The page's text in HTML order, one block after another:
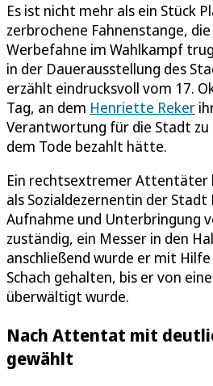
Es ist nicht mehr als ein Stück
zerbrochene Fahnenstange,
Werbefahne im Wahlkampf
in der Dauerausstellung des
erzählt eindrucksvoll vom 17.
Tag, an dem Henriette Reker
Verantwortung für die Stadt
dem Tode bezahlt hätte.
Ein rechtsextremer Attentäter
als Sozialdezernentin der Stadt
Aufnahme und Unterbringung
zuständig, ein Messer in den
anschließend wurde er mit
Schach gehalten, bis er von
überwältigt wurde.
Nach Attentat mit
gewählt